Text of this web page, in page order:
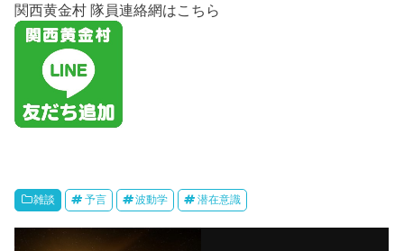
関西黄金村 隊員連絡網はこちら
雑談 予言 波動学 潜在意識